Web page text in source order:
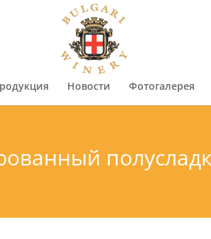
Новости Фотогалерея